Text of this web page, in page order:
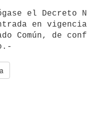
en
Común, de